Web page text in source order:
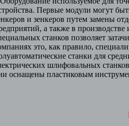
Первые модули могут
и зенкеров путем замены
а также в
станков позволяет
это, как правило,
станки для
шлифовальных
оснащены пластиковым